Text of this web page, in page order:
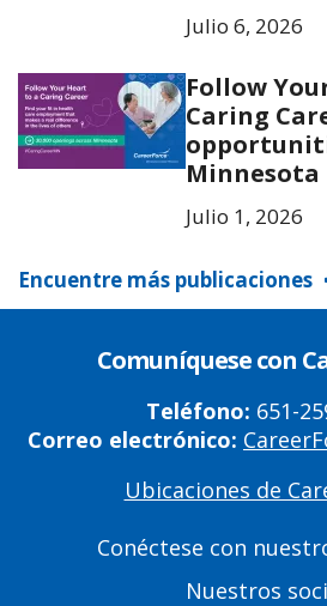
Julio 6, 2026
Follow
Caring
Minnesota
Julio 1, 2026
Encuentre más publicaciones
Comuníquese con
Teléfono: 651-
Correo electrónico:
Ubicaciones de
Conéctese con
Nuestros